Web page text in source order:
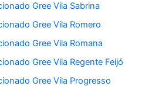
Gree Vila Sabrina
Gree Vila Romero
Gree Vila Romana
Gree Vila Regente Feijó
Gree Vila Progresso